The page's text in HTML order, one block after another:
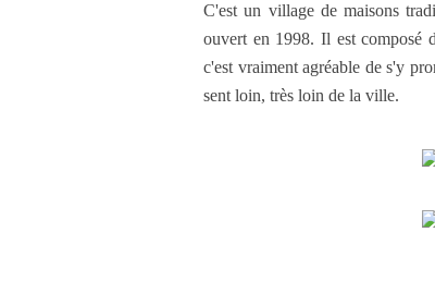
C'est un village de maisons
ouvert en 1998. Il est composé
c'est vraiment agréable de s'y
sent loin, très loin de la ville.